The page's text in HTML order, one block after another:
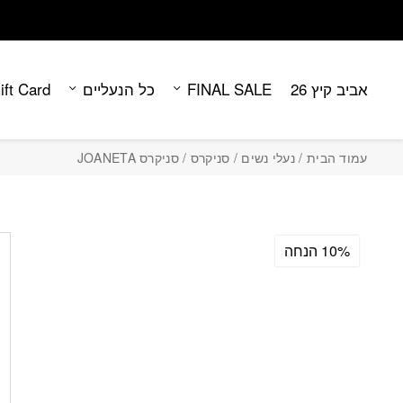
אביב קיץ 26 FINAL SALE כל הנעליים Card
עמוד הבית / נעלי נשים / סניקרס / סניקרס JOANETA
10% הנחה